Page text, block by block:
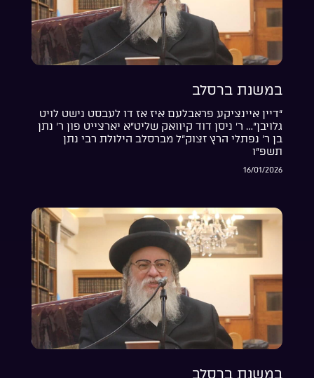
במשנת ברסלב
“דיין איינציקע פראבלעם איז אז דו לעבסט נישט לויט
גלויבן”… ר’ ניסן דוד קיוואק שליט”א יארצייט פון ר’ נתן
בן ר’ נפתלי הרץ זצוק”ל מברסלב הילולת רבי נתן
תשפ”ו
16/01/2026
במשנת ברסלב